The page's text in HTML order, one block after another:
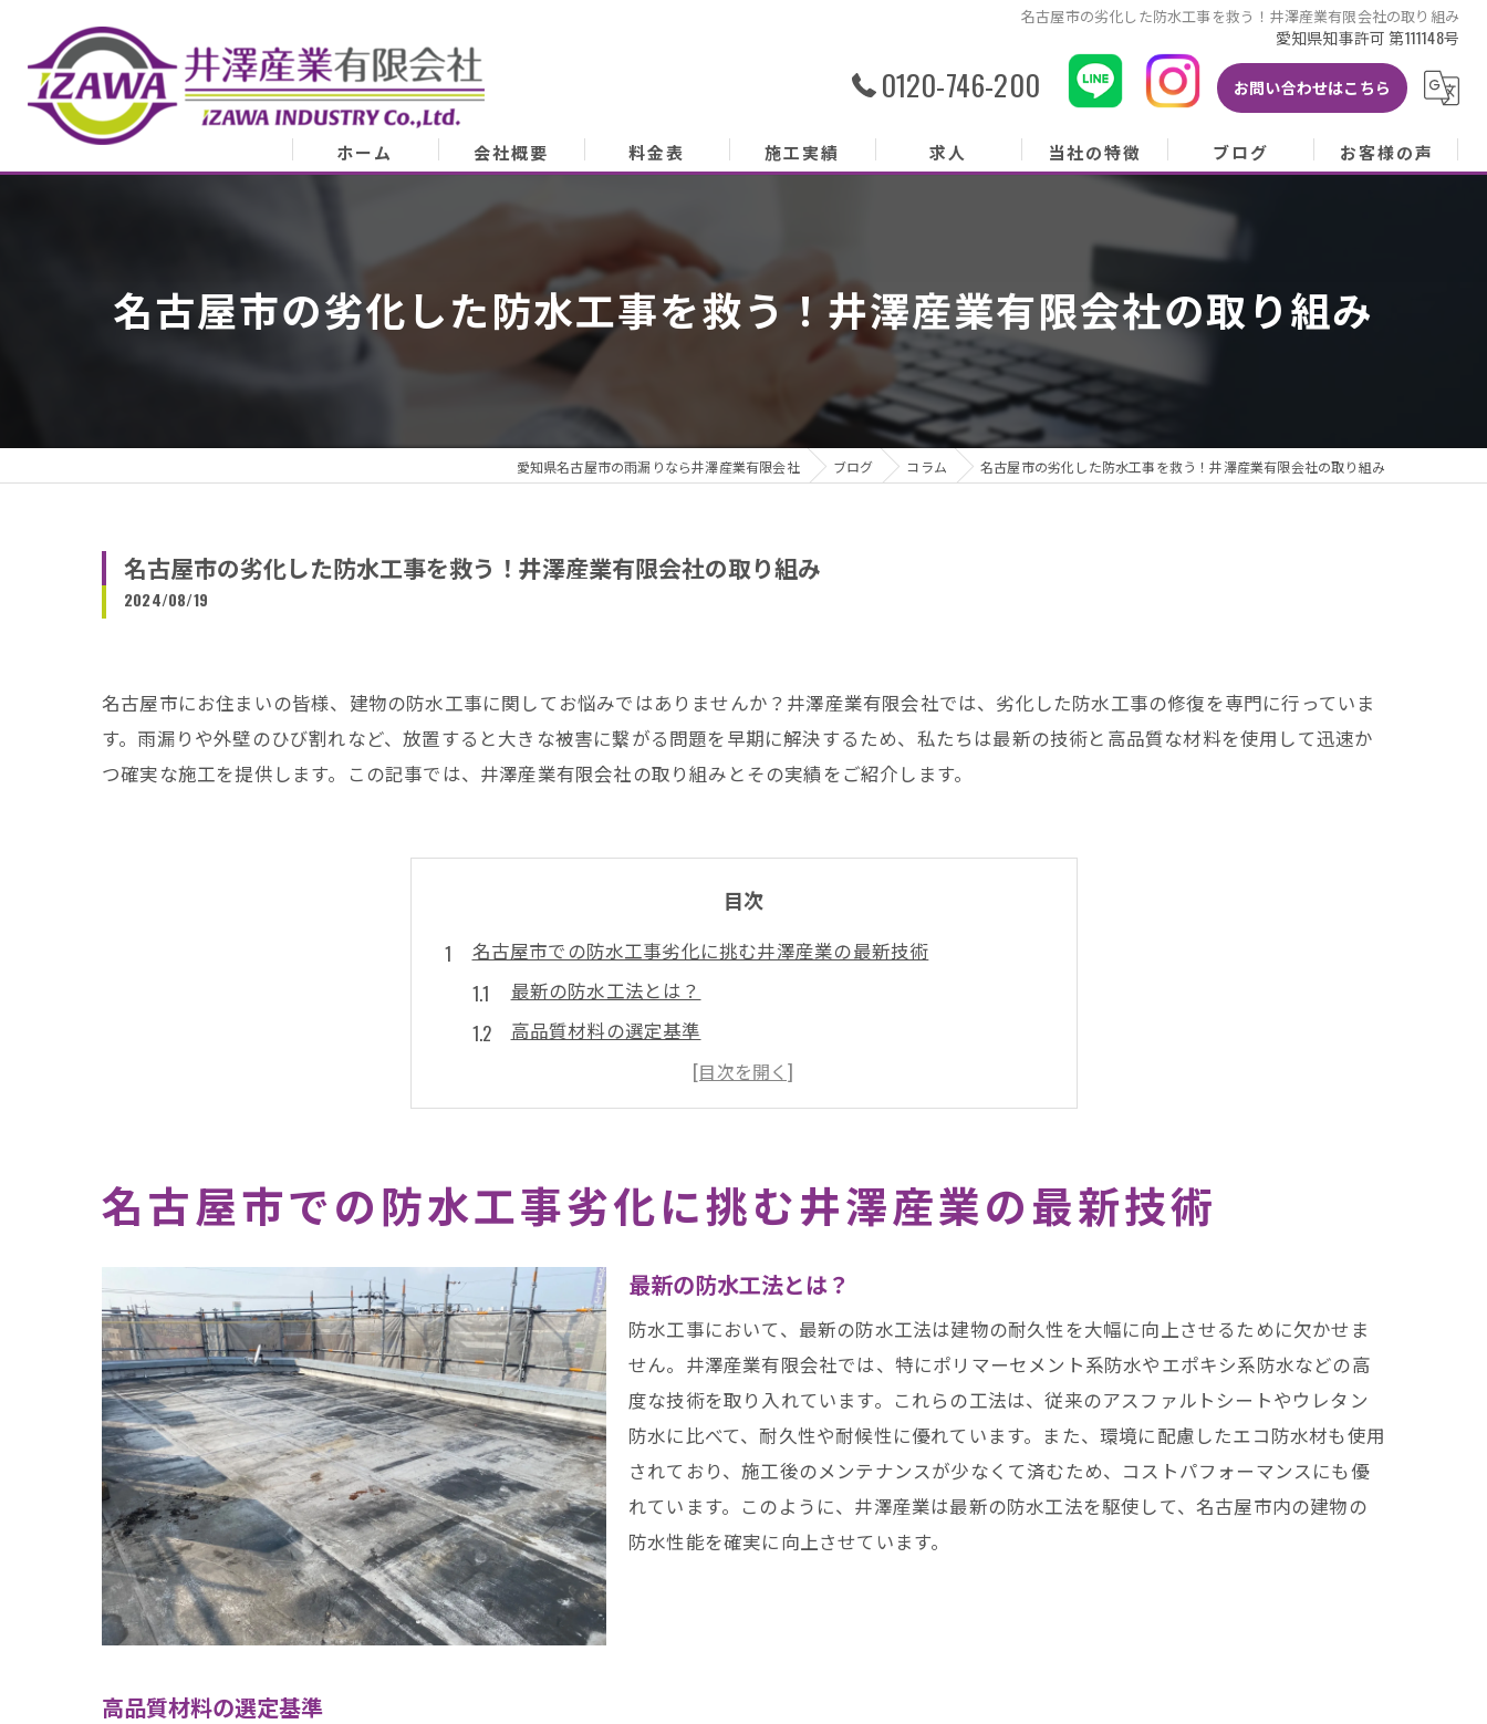
名古屋市の劣化した防水工事を救う！井澤産業有限会社の取り組み
愛知県知事許可 第111148号
0120-746-200 お問い合わせはこちら
ホーム 会社概要
会社概要
代表あいさつ
アクセス
料金表 施工実績 求人 当社の特徴
外壁
塗り替え
雨樋
修理
ブログ
ブログ
コラム
お客様の声
名古屋市の劣化した防水工事を救う！井澤産業有限会社の取り組み
愛知県名古屋市の雨漏りなら井澤産業有限会社 ブログ コラム 名古屋市の劣化した防水工事を救う！井澤産業有限会社の取り組み
名古屋市の劣化した防水工事を救う！井澤産業有限会社の取り組み
2024/08/19
名古屋市にお住まいの皆様、建物の防水工事に関してお悩みではありませんか？井澤産業有限会社では、劣化した防水工事の修復を専門に行っていま
す。雨漏りや外壁のひび割れなど、放置すると大きな被害に繋がる問題を早期に解決するため、私たちは最新の技術と高品質な材料を使用して迅速か
つ確実な施工を提供します。この記事では、井澤産業有限会社の取り組みとその実績をご紹介します。
目次
名古屋市での防水工事劣化に挑む井澤産業の最新技術
最新の防水工法とは？
高品質材料の選定基準
井澤産業の技術者教育
実際の施工例紹介
防水工事の劣化は放置厳禁！名古屋市での事例と対策
劣化した防水工事の影響
名古屋市での具体的な劣化事例
早期発見が鍵
劣化防止のための定期点検
劣化箇所の修復手順
劣化防止のためのアドバイス
井澤産業で解決する名古屋市の防水工事劣化問題
井澤産業の修復プロセス
高評価の理由
お客様の声
名古屋市での防水工事劣化に挑む井澤産業の最新技術
最新の防水工法とは？
防水工事において、最新の防水工法は建物の耐久性を大幅に向上させるために欠かせま
せん。井澤産業有限会社では、特にポリマーセメント系防水やエポキシ系防水などの高
度な技術を取り入れています。これらの工法は、従来のアスファルトシートやウレタン
防水に比べて、耐久性や耐候性に優れています。また、環境に配慮したエコ防水材も使用
されており、施工後のメンテナンスが少なくて済むため、コストパフォーマンスにも優
れています。このように、井澤産業は最新の防水工法を駆使して、名古屋市内の建物の
防水性能を確実に向上させています。
高品質材料の選定基準